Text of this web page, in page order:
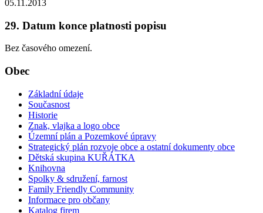
05.11.2013
29. Datum konce platnosti popisu
Bez časového omezení.
Obec
Základní údaje
Současnost
Historie
Znak, vlajka a logo obce
Územní plán a Pozemkové úpravy
Strategický plán rozvoje obce a ostatní dokumenty obce
Dětská skupina KUŘÁTKA
Knihovna
Spolky & sdružení, farnost
Family Friendly Community
Informace pro občany
Katalog firem